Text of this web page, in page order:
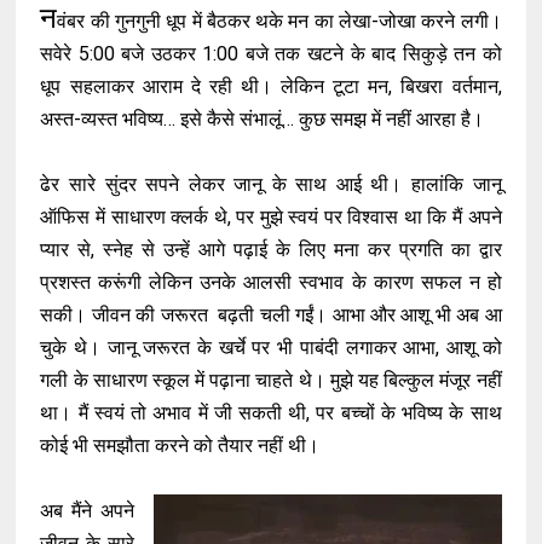
नवंबर की गुनगुनी धूप में बैठकर थके मन का लेखा-जोखा करने लगी।
सवेरे 5:00 बजे उठकर 1:00 बजे तक खटने के बाद सिकुड़े तन को
धूप सहलाकर आराम दे रही थी। लेकिन टूटा मन, बिखरा वर्तमान,
अस्त-व्यस्त भविष्य… इसे कैसे संभालूं… कुछ समझ में नहीं आरहा है।
ढेर सारे सुंदर सपने लेकर जानू के साथ आई थी। हालांकि जानू
ऑफिस में साधारण क्लर्क थे, पर मुझे स्वयं पर विश्वास था कि मैं अपने
प्यार से, स्नेह से उन्हें आगे पढ़ाई के लिए मना कर प्रगति का द्वार
प्रशस्त करूंगी लेकिन उनके आलसी स्वभाव के कारण सफल न हो
सकी। जीवन की जरूरत बढ़ती चली गईं। आभा और आशू भी अब आ
चुके थे। जानू जरूरत के खर्चे पर भी पाबंदी लगाकर आभा, आशू को
गली के साधारण स्कूल में पढ़ाना चाहते थे। मुझे यह बिल्कुल मंजूर नहीं
था। मैं स्वयं तो अभाव में जी सकती थी, पर बच्चों के भविष्य के साथ
कोई भी समझौता करने को तैयार नहीं थी।
अब मैंने अपने